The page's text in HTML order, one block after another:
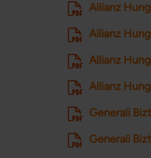
Allianz
Allianz
Allianz
Allianz
Generali
Generali